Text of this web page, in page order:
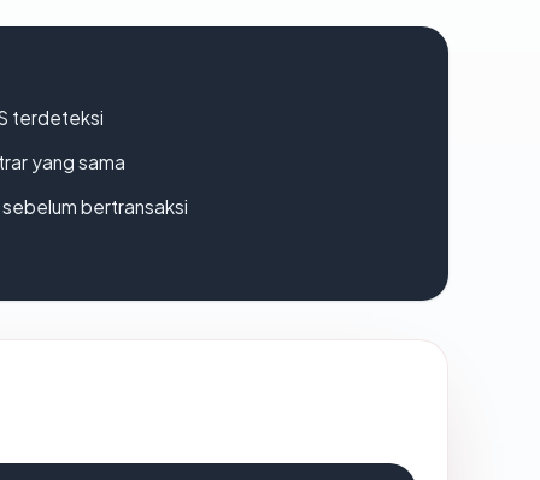
terdeteksi
yang sama
bertransaksi